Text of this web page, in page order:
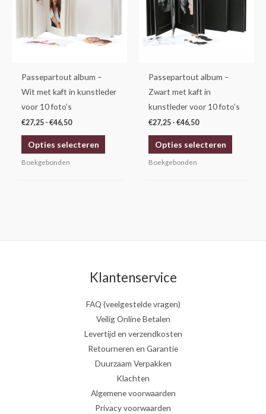
Passepartout album –
Wit met kaft in kunstleder
voor 10 foto’s
€27,25 - €46,50
Opties selecteren
optie
worden
Boekgebonden
Passepartout album –
Zwart met kaft in
kunstleder voor 10 foto’s
€27,25 - €46,50
Opties selecteren
variaties.
Deze
op
Boekgebonden
Klantenservice
FAQ (veelgestelde vragen)
Veilig Online Betalen
Levertijd en verzendkosten
Retourneren en Garantie
Duurzaam Verpakken
Klachten
Algemene voorwaarden
Privacy voorwaarden